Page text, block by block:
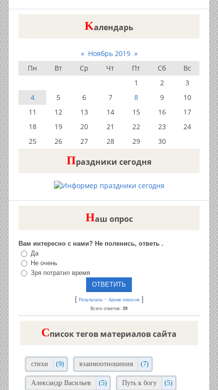
Kалендарь
« Ноябрь 2019 »
Пн
Вт Ср Чт Пт Сб
Вс
1
2
3
4
5 6 7 8 9
10
11
12 13 14 15 16
17
18
19 20 21 22 23
24
25
26 27 28 29 30
Праздники сегодня
Наш опрос
Вам интересно с нами? Не поленись, ответь .
Да
Не очень
Зря потратил время
[ Результаты· Архив опросов]
Всего ответов: 39
Cписок тегов материалов сайта
стихи (9) взаимоотношения (7)
Александр Васильев (5) Путь к богу (5)